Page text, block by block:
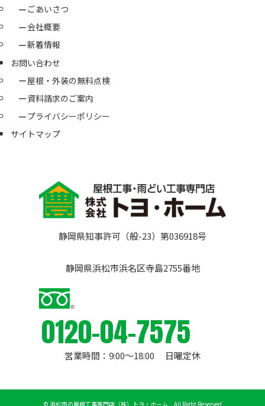
静岡県知事許可（般-23）第036918号
静岡県浜松市浜名区寺島2755番地
0120-04-7575
営業時間：9:00〜18:00 日曜定休
ごあいさつ
会社概要
新着情報
お問い合わせ
屋根・外装の無料点検
資料請求のご案内
プライバシーポリシー
サイトマップ
© 浜松市の屋根工事専門店（株）トヨ・ホーム All Right Reserved